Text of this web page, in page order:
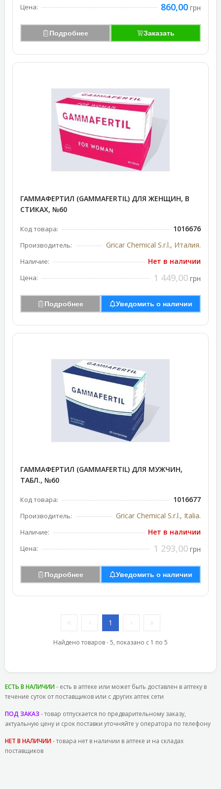
Цена: 860,00 грн
Подробнее Заказать
ГАММАФЕРТИЛ (GAMMAFERTIL) ДЛЯ ЖЕНЩИН, В
СТИКАХ, №60
Код товара: 1016676
Производитель: Gricar Chemical S.r.l., Италия.
Наличие: Нет в наличии
Цена: 1 449,00 грн
Подробнее Уведомить о наличии
ГАММАФЕРТИЛ (GAMMAFERTIL) ДЛЯ МУЖЧИН,
ТАБЛ., №60
Код товара: 1016677
Производитель: Gricar Chemical S.r.l., Italia.
Наличие: Нет в наличии
Цена: 1 293,00 грн
Подробнее Уведомить о наличии
1
Найдено товаров - 5, показано с 1 по 5
ЕСТЬ В НАЛИЧИИ- есть в аптеке или может быть доставлен в аптеку в
течение суток от поставщиков или с других аптек сети
ПОД ЗАКАЗ - товар отпускается по предварительному заказу,
актуальную цену и срок поставки уточняйте у оператора по телефону
НЕТ В НАЛИЧИИ- товара нет в наличии в аптеке и на складах
поставщиков